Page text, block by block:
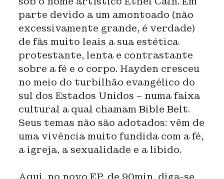
parte devido a um amontoado (não
excessivamente grande, é verdade)
de fãs muito leais a sua estética
protestante, lenta e contrastante
sobre a fé e o corpo. Hayden cresceu
no meio do turbilhão evangélico do
sul dos Estados Unidos – numa faixa
cultural a qual chamam Bible Belt.
Seus temas não são adotados: vêm de
uma vivência muito fundida com a fé,
a igreja, a sexualidade e a libido.